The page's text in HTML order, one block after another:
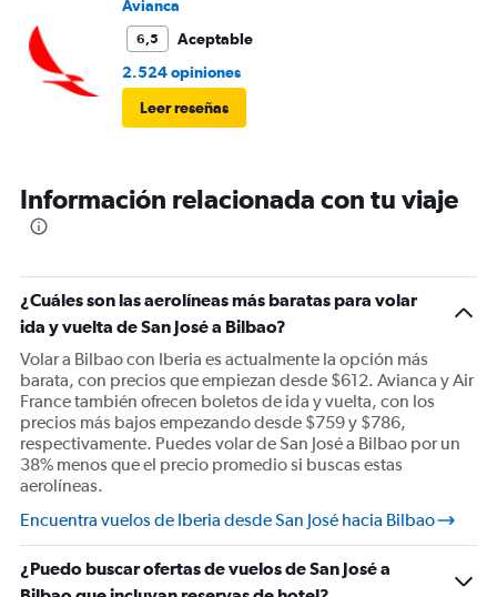
Avianca
6,5
Aceptable
2.524 opiniones
Leer reseñas
Información relacionada con tu viaje
¿Cuáles son las aerolíneas más baratas para volar
ida y vuelta de San José a Bilbao?
Volar a Bilbao con Iberia es actualmente la opción más
barata, con precios que empiezan desde $612. Avianca y Air
France también ofrecen boletos de ida y vuelta, con los
precios más bajos empezando desde $759 y $786,
respectivamente. Puedes volar de San José a Bilbao por un
38% menos que el precio promedio si buscas estas
aerolíneas.
Encuentra vuelos de Iberia desde San José hacia Bilbao
¿Puedo buscar ofertas de vuelos de San José a